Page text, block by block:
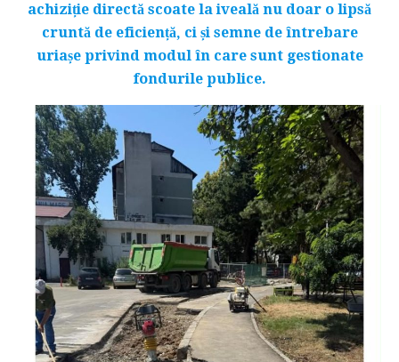
achiziție directă scoate la iveală nu doar o lipsă
cruntă de eficiență, ci și semne de întrebare
uriașe privind modul în care sunt gestionate
fondurile publice.